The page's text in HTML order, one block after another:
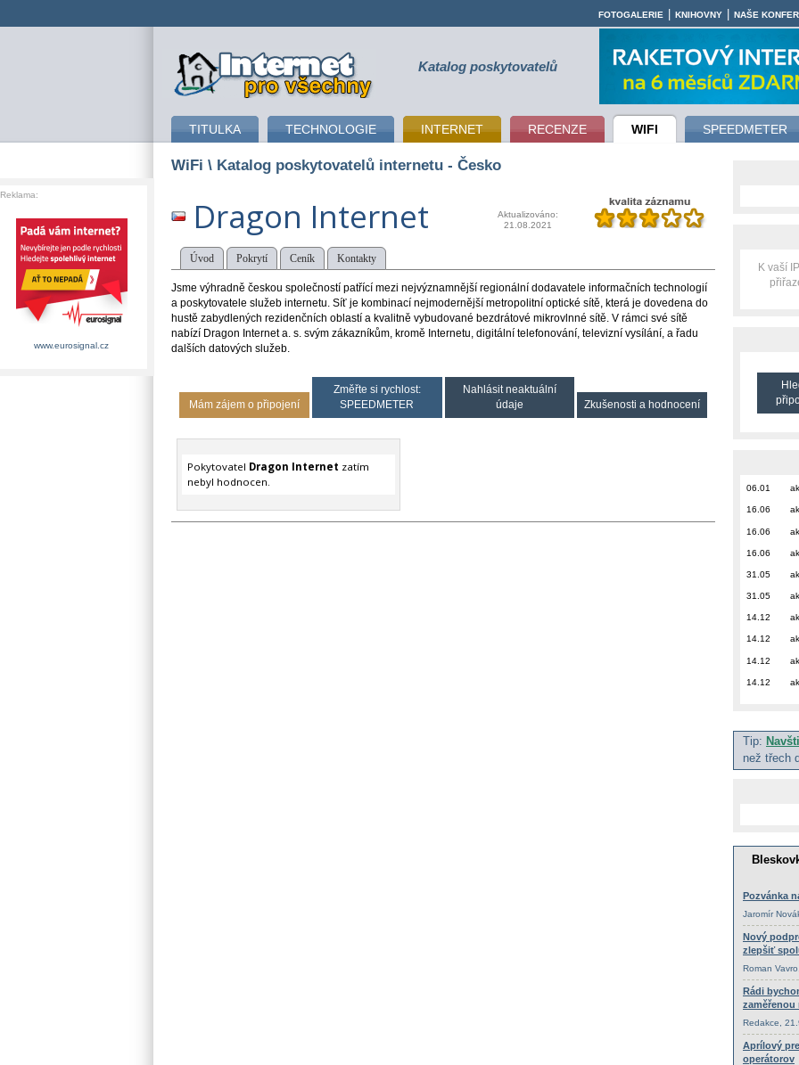
připojení k internetu Katalog poskytovatelů
TITULKA TECHNOLOGIE INTERNET RECENZE WIFI SPEEDMETER
FOTOGALERIE KNIHOVNY NAŠE
WiFi \ Katalog poskytovatelů internetu - Česko
Dragon Internet
Aktualizováno:
21.08.2021
Úvod Pokrytí Ceník Kontakty
Jsme výhradně českou společností patřící mezi nejvýznamnější regionální dodavatele informačních technologií
a poskytovatele služeb internetu. Síť je kombinací nejmodernější metropolitní optické sítě, která je dovedena do
hustě zabydlených rezidenčních oblastí a kvalitně vybudované bezdrátové mikrovlnné sítě. V rámci své sítě
nabízí Dragon Internet a. s. svým zákazníkům, kromě Internetu, digitální telefonování, televizní vysílání, a řadu
dalších datových služeb.
Mám zájem o připojení
Změřte si rychlost:
SPEEDMETER
Nahlásit neaktuální
údaje
Zkušenosti a hodnocení
Pokytovatel Dragon Internet zatím
nebyl hodnocen.
K vaší
06.01
16.06
16.06
16.06
31.05
31.05
14.12
14.12
14.12
14.12
Tip:
než třech
Reklama:
www.eurosignal.cz